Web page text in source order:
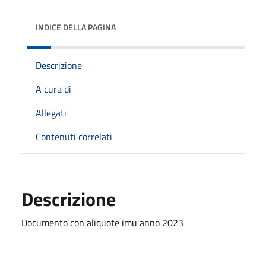
INDICE DELLA PAGINA
Descrizione
A cura di
Allegati
Contenuti correlati
Descrizione
Documento con aliquote imu anno 2023